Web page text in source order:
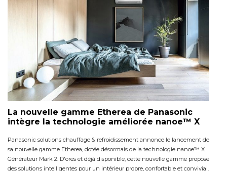
La nouvelle gamme Etherea de Panasonic
intègre la technologie améliorée nanoe™ X
Panasonic solutions chauffage & refroidissement annonce le lancement de
sa nouvelle gamme Etherea, dotée désormais de la technologie nanoe™ X
Générateur Mark 2. D'ores et déjà disponible, cette nouvelle gamme propose
des solutions intelligentes pour un intérieur propre, confortable et convivial.